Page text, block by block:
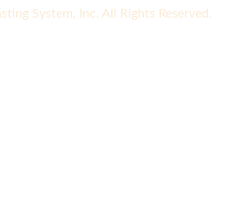
System, Inc. All Rights Reserved.